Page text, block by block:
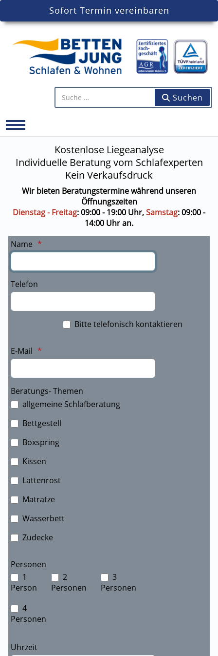
Sofort Termin vereinbaren
Artikel finden... Suchen
Mobile Menu Toggle
Kostenlose Liegeanalyse
Individuelle Beratung vom Schlafexperten
Kein Verkaufsdruck
Wir bieten Beratungstermine während unseren
Öffnungszeiten
Dienstag - Freitag: 09:00 - 19:00 Uhr,Samstag: 09:00 -
14:00 Uhr an.
Name
Telefon
Bitte telefonisch kontaktieren
E-Mail
Beratungs- Themen
allgemeine Schlafberatung
Bettgestell
Boxspring
Kissen
Lattenrost
Matratze
Wasserbett
Zudecke
Personen
1
Person
2
Personen
3
Personen
4
Personen
Uhrzeit